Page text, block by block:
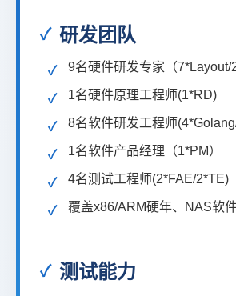
研发团队
✓ 9名硬件研发专家（7*Layout/
✓ 1名硬件原理工程师(1*RD)
✓ 8名软件研发工程师
✓ 1名软件产品经理（1*PM）
✓ 4名测试工程师(2*FAE/2*TE)
✓ 覆盖x86/ARM硬年、NAS软
测试能力